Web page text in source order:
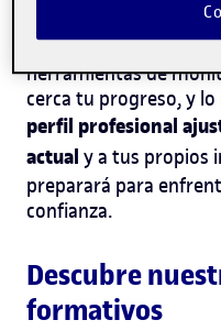
grupales que te
aprendizaje. Además,
herramientas de
cerca tu progreso, y
perfil profesional
actual y a tus propios
preparará para
confianza.
Descubre
formativos